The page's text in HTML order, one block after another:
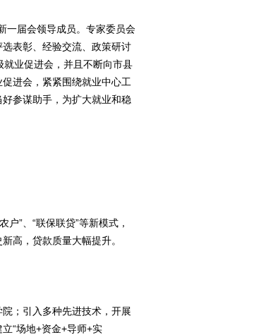
届会领导成员。专家委员会
表彰、经验交流、政策研讨
业促进会，并且不断向市县
进会，紧紧围绕就业中心工
参谋助手，为扩大就业和稳
”、“联保联贷”等新模式，
高，贷款质量大幅提升。
；引入多种先进技术，开展
“场地+资金+导师+实